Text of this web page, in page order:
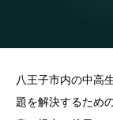
八王子市内の中高
題を解決するため